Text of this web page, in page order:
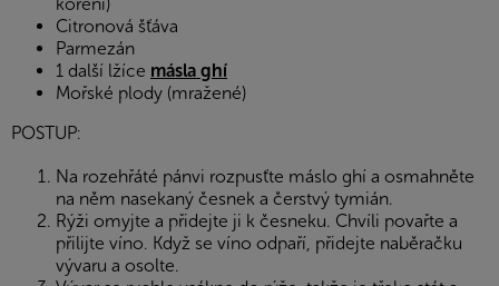
Citronová šťáva
Parmezán
1 další lžíce másla ghí
Mořské plody (mražené)
POSTUP:
Na rozehřáté pánvi rozpusťte máslo ghí a osmahněte
na něm nasekaný česnek a čerstvý tymián.
Rýži omyjte a přidejte ji k česneku. Chvíli povařte a
přilijte víno. Když se víno odpaří, přidejte naběračku
vývaru a osolte.